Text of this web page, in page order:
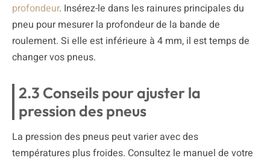
profondeur. Insérez-le dans les rainures principales du
pneu pour mesurer la profondeur de la bande de
roulement. Si elle est inférieure à 4 mm, il est temps de
changer vos pneus.
2.3 Conseils pour ajuster la
pression des pneus
La pression des pneus peut varier avec des
températures plus froides. Consultez le manuel de votre